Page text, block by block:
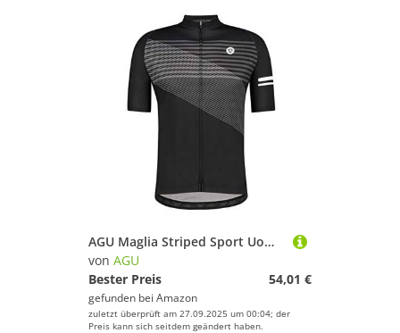
AGU Maglia Striped Sport Uomo Nero - Maniche Corte
von AGU
Bester Preis
54,01 €
gefunden bei Amazon
zuletzt überprüft am 27.09.2025 um 00:04; der
Preis kann sich seitdem geändert haben.